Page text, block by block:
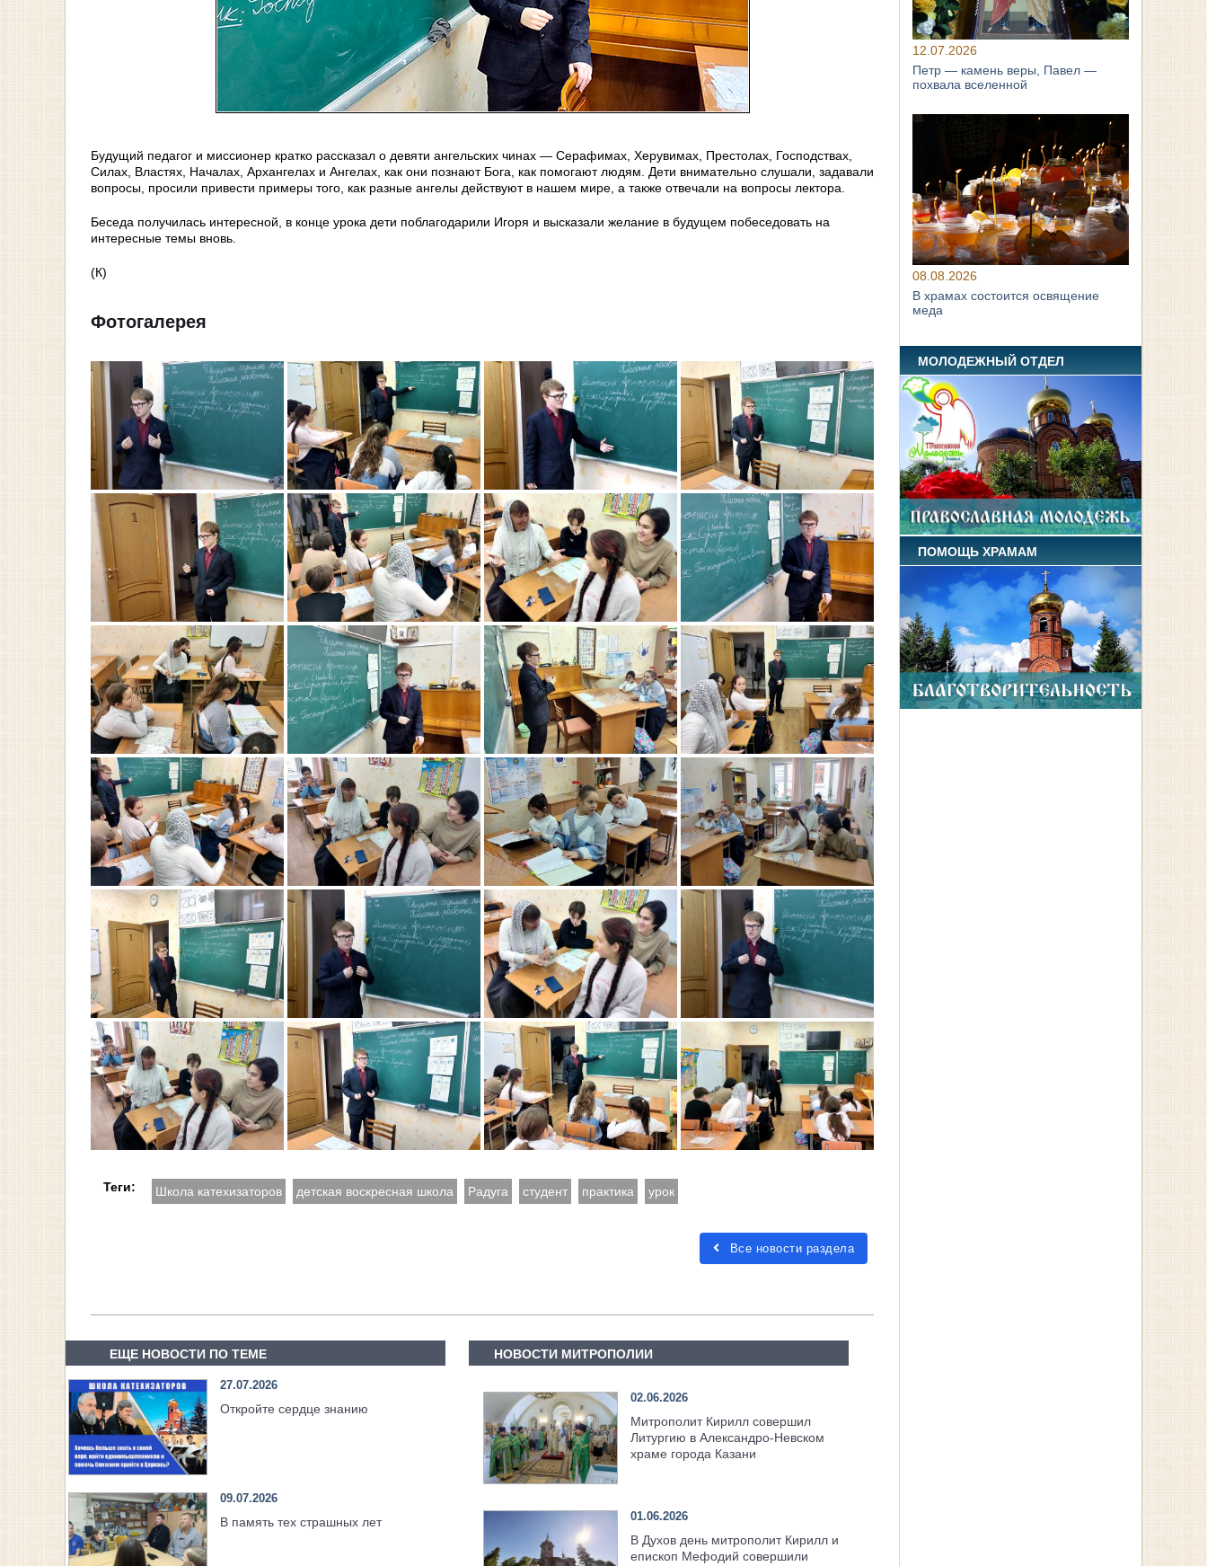
Будущий педагог и миссионер кратко рассказал о девяти ангельских чинах — Серафимах, Херувимах, Престолах, Господствах,
Силах, Властях, Началах, Архангелах и Ангелах, как они познают Бога, как помогают людям. Дети внимательно слушали, задавали
вопросы, просили привести примеры того, как разные ангелы действуют в нашем мире, а также отвечали на вопросы лектора.
Беседа получилась интересной, в конце урока дети поблагодарили Игоря и высказали желание в будущем побеседовать на
интересные темы вновь.
(К)
Фотогалерея
Теги: Школа катехизаторов детская воскресная школа Радуга студент практика урок
Все новости раздела
ЕЩЕ НОВОСТИ ПО ТЕМЕ
27.07.2026
Откройте сердце знанию
09.07.2026
В память тех страшных лет
НОВОСТИ МИТРОПОЛИИ
02.06.2026
Митрополит Кирилл совершил
Литургию в Александро-Невском
храме города Казани
01.06.2026
В Духов день митрополит Кирилл и
епископ Мефодий совершили
12.07.2026
Петр — камень веры, Павел —
похвала вселенной
08.08.2026
В храмах состоится освящение
меда
МОЛОДЕЖНЫЙ ОТДЕЛ
ПОМОЩЬ ХРАМАМ